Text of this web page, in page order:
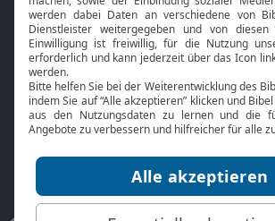
Bibel TV
Über uns
Jobs
Mediadaten
Service
TV-